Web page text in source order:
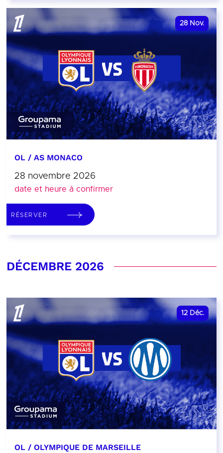
28 Nov.
OL / AS MONACO
28 novembre 2026
date et heure à confirmer
RÉSERVER
DÉCEMBRE 2026
12 Déc.
OL / OLYMPIQUE DE MARSEILLE